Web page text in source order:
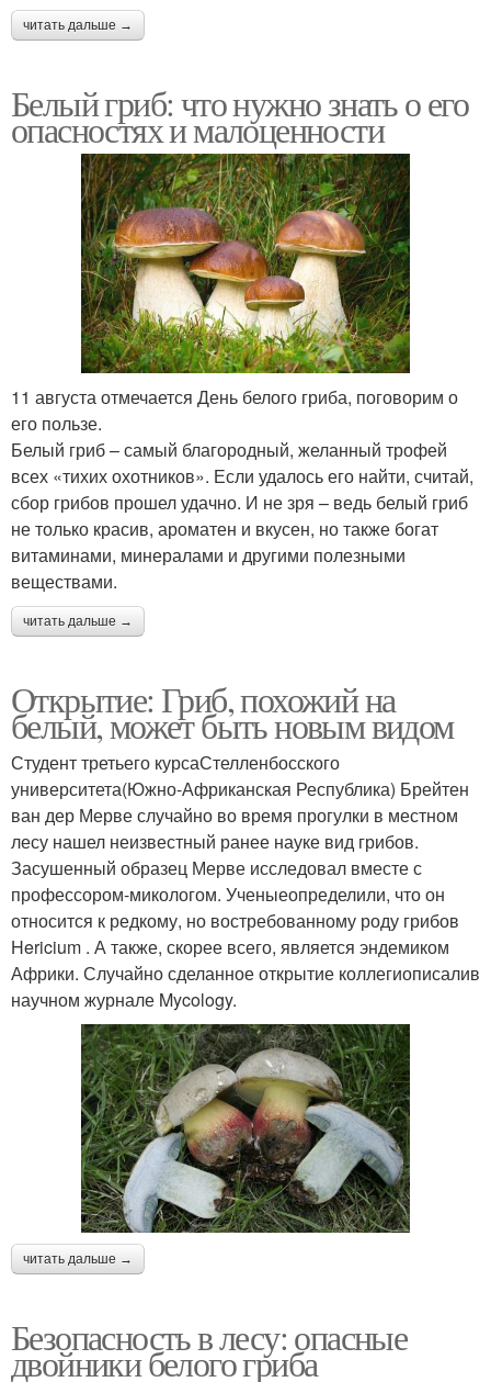
читать дальше →
Белый гриб: что нужно знать о его
опасностях и малоценности
11 августа отмечается День белого гриба, поговорим о
его пользе.
Белый гриб – самый благородный, желанный трофей
всех «тихих охотников». Если удалось его найти, считай,
сбор грибов прошел удачно. И не зря – ведь белый гриб
не только красив, ароматен и вкусен, но также богат
витаминами, минералами и другими полезными
веществами.
читать дальше →
Открытие: Гриб, похожий на
белый, может быть новым видом
Студент третьего курсаСтелленбосского
университета(Южно-Африканская Республика) Брейтен
ван дер Мерве случайно во время прогулки в местном
лесу нашел неизвестный ранее науке вид грибов.
Засушенный образец Мерве исследовал вместе с
профессором-микологом. Ученыеопределили, что он
относится к редкому, но востребованному роду грибов
Hericium . А также, скорее всего, является эндемиком
Африки. Случайно сделанное открытие коллегиописалив
научном журнале Mycology.
читать дальше →
Безопасность в лесу: опасные
двойники белого гриба